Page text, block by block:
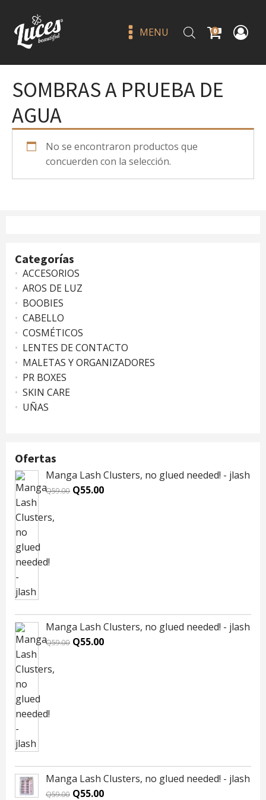
MENU 0
Categorías
ACCESORIOS
AROS DE LUZ
BOOBIES
CABELLO
COSMÉTICOS
LENTES DE CONTACTO
MALETAS Y ORGANIZADORES
PR BOXES
SKIN CARE
UÑAS
Ofertas
Manga Lash Clusters, no glued needed! - jlash
Q59.00 Original
Q55.00Current
Manga Lash Clusters, no glued needed! - jlash
Q59.00 Original
Q55.00Current
Manga Lash Clusters, no glued needed! - jlash
Q59.00 Original
Q55.00Current
SOMBRAS A PRUEBA DE
AGUA
No se encontraron productos que
concuerden con la selección.